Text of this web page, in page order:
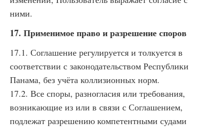
ними.
17. Применимое право и разрешение споров
17.1. Соглашение регулируется и толкуется в
соответствии с законодательством Республики
Панама, без учёта коллизионных норм.
17.2. Все споры, разногласия или требования,
возникающие из или в связи с Соглашением,
подлежат разрешению компетентными судами